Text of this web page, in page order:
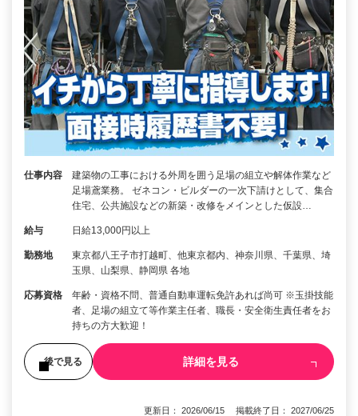
仕事内容
建築物の工事における外周を囲う足場の組立や解体作業など
足場鳶業務。 ゼネコン・ビルダーの一次下請けとして、集合
住宅、公共施設などの新築・改修をメインとした仮設…
給与 日給13,000円以上
勤務地
東京都八王子市打越町、他東京都内、神奈川県、千葉県、埼
玉県、山梨県、静岡県 各地
応募資格
年齢・資格不問、普通自動車運転免許あれば尚可 ※玉掛技能
者、足場の組立て等作業主任者、職長・安全衛生責任者をお
持ちの方大歓迎！
後で見る 詳細を見る
更新日： 2026/06/15 掲載終了日： 2027/06/25